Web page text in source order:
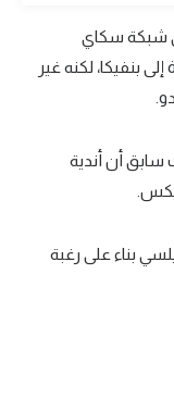
شبكة سكاي
بنفيكا، لكنه غير
أن أندية
بناء على رغبة